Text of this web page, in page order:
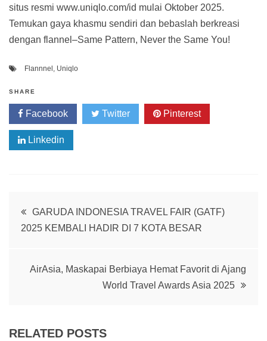
situs resmi www.uniqlo.com/id mulai Oktober 2025.
Temukan gaya khasmu sendiri dan bebaslah berkreasi
dengan flannel–Same Pattern, Never the Same You!
Flannnel , Uniqlo
SHARE
Facebook Twitter Pinterest
Linkedin
Post
GARUDA INDONESIA TRAVEL FAIR (GATF)
2025 KEMBALI HADIR DI 7 KOTA BESAR
AirAsia, Maskapai Berbiaya Hemat Favorit di Ajang
World Travel Awards Asia 2025
RELATED POSTS